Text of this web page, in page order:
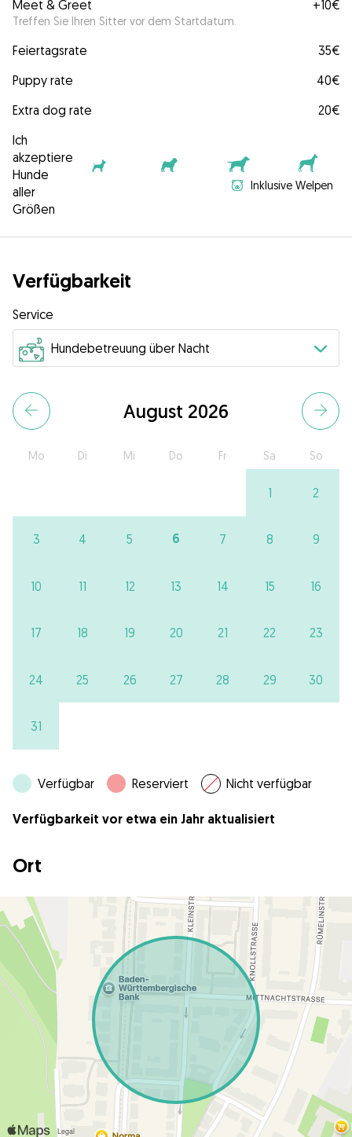
Meet & Greet
Treffen Sie Ihren Sitter vor dem Startdatum.
+10€
Feiertagsrate
35€
Puppy rate
40€
Extra dog rate
20€
Ich
akzeptiere
Hunde
aller
Größen
Inklusive Welpen
Verfügbarkeit
Service
August 2026
Mo Di Mi Do Fr Sa So
1 2
3 4 5 6 7 8 9
10 11 12 13 14 15 16
17 18 19 20 21 22 23
24 25 26 27 28 29 30
31
Verfügbar Reserviert Nicht verfügbar
Verfügbarkeit vor etwa ein Jahr aktualisiert
Ort